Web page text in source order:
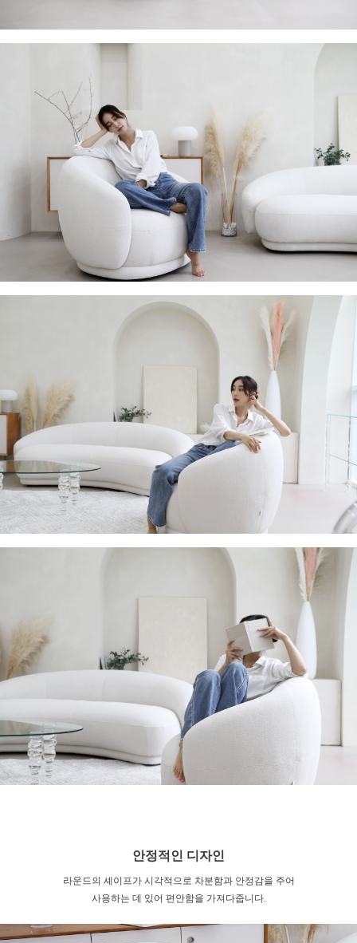
안정적인 디자인
라운드의 셰이프가 시각적으로 차분함과 안정감을 주어
사용하는 데 있어 편안함을 가져다줍니다.